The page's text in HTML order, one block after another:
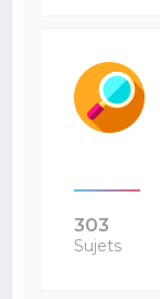
303
Sujets